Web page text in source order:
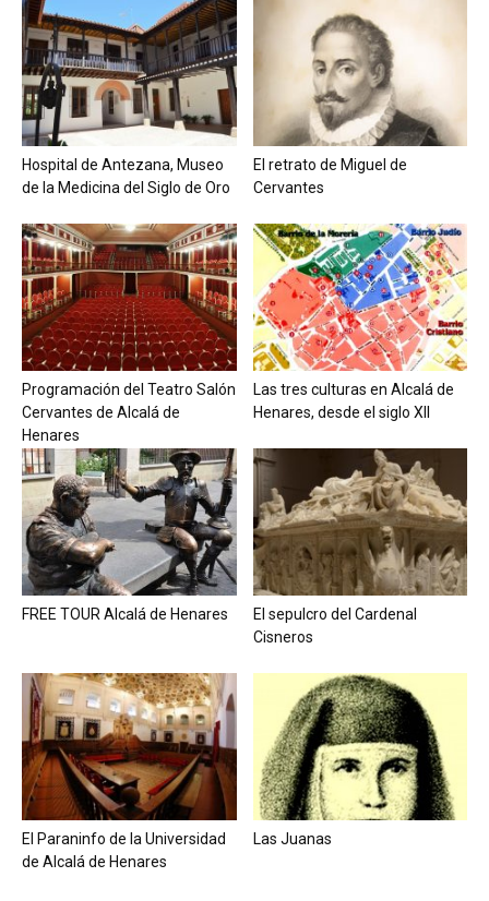
Hospital de Antezana, Museo
de la Medicina del Siglo de Oro
El retrato de Miguel de
Cervantes
Programación del Teatro Salón
Cervantes de Alcalá de
Henares
Las tres culturas en Alcalá de
Henares, desde el siglo XII
FREE TOUR Alcalá de Henares
El sepulcro del Cardenal
Cisneros
El Paraninfo de la Universidad
de Alcalá de Henares
Las Juanas